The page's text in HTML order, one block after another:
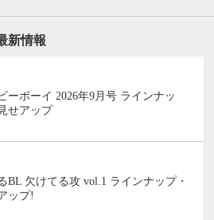
新情報
ーボーイ 2026年9月号 ラインナッ
せアップ
BL 欠けてる攻 vol.1 ラインナップ・
ップ!